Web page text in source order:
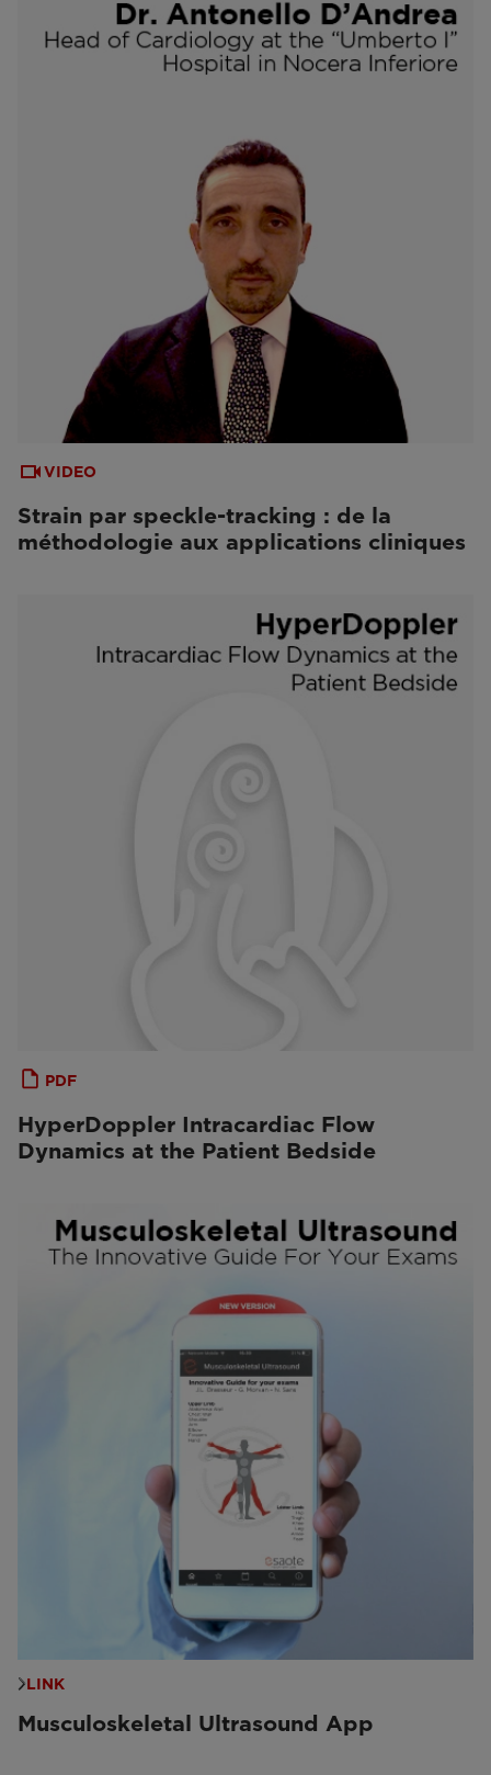
VIDEO
Strain par speckle-tracking : de la
méthodologie aux applications cliniques
PDF
HyperDoppler Intracardiac Flow
Dynamics at the Patient Bedside
LINK
Musculoskeletal Ultrasound App